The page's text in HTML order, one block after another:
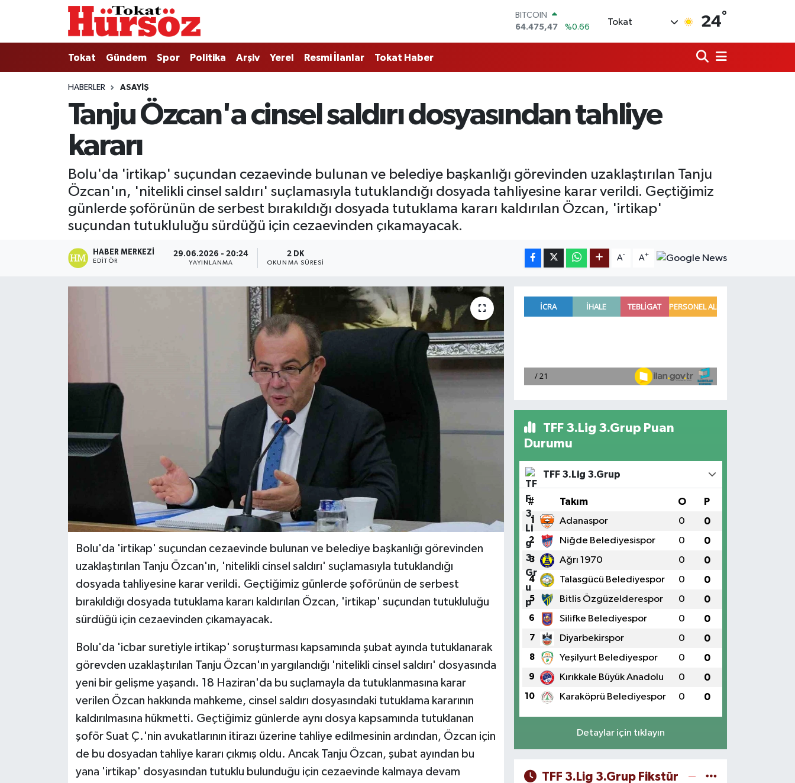
64.475,47
DOLAR
STERLİN
6518.23
%0.39
BİST100
Tokat 24°
Tokat Gündem Spor Politika Arşiv Yerel Resmi İlanlar Tokat Haber
HABERLER ASAYIŞ
Tanju Özcan'a cinsel saldırı dosyasından tahliye
kararı
Bolu'da 'irtikap' suçundan cezaevinde bulunan ve belediye başkanlığı görevinden uzaklaştırılan Tanju
Özcan'ın, 'nitelikli cinsel saldırı' suçlamasıyla tutuklandığı dosyada tahliyesine karar verildi. Geçtiğimiz
günlerde şoförünün de serbest bırakıldığı dosyada tutuklama kararı kaldırılan Özcan, 'irtikap'
suçundan tutukluluğu sürdüğü için cezaevinden çıkamayacak.
HABER MERKEZI
EDITÖR
29.06.2026 - 20:24
YAYINLANMA
2 DK
OKUNMA SÜRESI
A- A+
Bolu'da 'irtikap' suçundan cezaevinde bulunan ve belediye başkanlığı görevinden
uzaklaştırılan Tanju Özcan'ın, 'nitelikli cinsel saldırı' suçlamasıyla tutuklandığı
dosyada tahliyesine karar verildi. Geçtiğimiz günlerde şoförünün de serbest
bırakıldığı dosyada tutuklama kararı kaldırılan Özcan, 'irtikap' suçundan tutukluluğu
sürdüğü için cezaevinden çıkamayacak.
Bolu'da 'icbar suretiyle irtikap' soruşturması kapsamında şubat ayında tutuklanarak
görevden uzaklaştırılan Tanju Özcan'ın yargılandığı 'nitelikli cinsel saldırı' dosyasında
yeni bir gelişme yaşandı. 18 Haziran'da bu suçlamayla da tutuklanmasına karar
verilen Özcan hakkında mahkeme, cinsel saldırı dosyasındaki tutuklama kararının
kaldırılmasına hükmetti. Geçtiğimiz günlerde aynı dosya kapsamında tutuklanan
şoför Suat Ç.'nin avukatlarının itirazı üzerine tahliye edilmesinin ardından, Özcan için
de bu dosyadan tahliye kararı çıkmış oldu. Ancak Tanju Özcan, şubat ayından bu
yana 'irtikap' dosyasından tutuklu bulunduğu için cezaevinde kalmaya devam
TFF 3.Lig 3.Grup Puan
Durumu
TFF 3.Lig 3.Grup
# Takım O P
1 Adanaspor 0 0
2 Niğde Belediyesispor 0 0
3 Ağrı 1970 0 0
4 Talasgücü Belediyespor 0 0
5 Bitlis Özgüzelderespor 0 0
6 Silifke Belediyespor 0 0
7 Diyarbekirspor 0 0
8 Yeşilyurt Belediyespor 0 0
9 Kırıkkale Büyük Anadolu 0 0
10 Karaköprü Belediyespor 0 0
Detaylar için tıklayın
TFF 3.Lig 3.Grup Fikstür
Tokat
Türkiye Gündemi
Gündem
Politika
Tokat Spor
Ekonomi
Nöbetçi Eczaneler
Hava Durumu
Tokat Namaz Vakitleri
Trafik Durumu
Tüm Manşetler
Son Dakika Haberleri
Haber Arşivi